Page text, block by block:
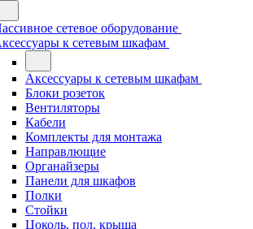
сетевое оборудование
к сетевым шкафам
Аксессуары к сетевым шкафам
Блоки розеток
Вентиляторы
Кабели
Комплекты для монтажа
Направлющие
Органайзеры
Панели для шкафов
Полки
Стойки
Цоколь, пол, крыша